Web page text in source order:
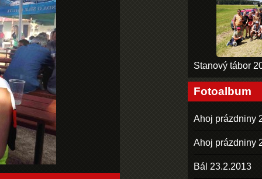
Stanový tábor
Fotoalbum
Ahoj prázdniny
Ahoj prázdniny
Bál 23.2.2013